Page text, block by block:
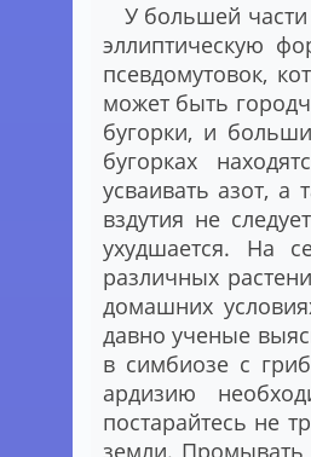
У большей
эллиптическую
псевдомутовок,
может быть
бугорки, и
бугорках
усваивать азот,
вздутия не
ухудшается. На
различных
домашних
давно ученые
в симбиозе с
ардизию
постарайтесь не
земли. Промывать